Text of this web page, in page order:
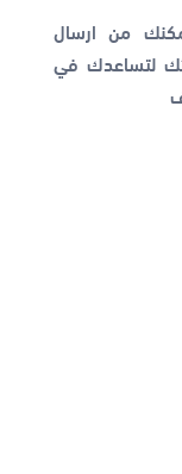
من ارسال
لتساعدك في